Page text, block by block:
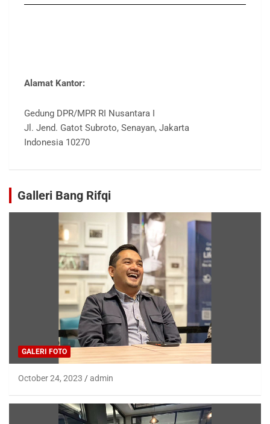
Alamat Kantor:
Gedung DPR/MPR RI Nusantara I
Jl. Jend. Gatot Subroto, Senayan, Jakarta
Indonesia 10270
Galleri Bang Rifqi
GALERI FOTO
October 24, 2023 admin